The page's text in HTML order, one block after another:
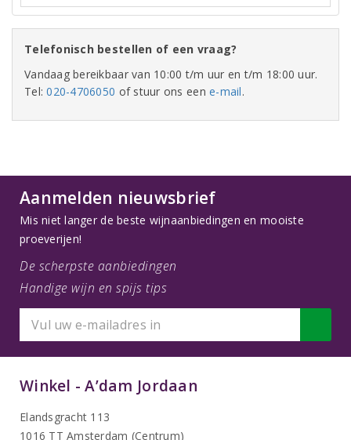
Telefonisch bestellen of een vraag?
Vandaag bereikbaar van 10:00 t/m uur en t/m 18:00 uur.
Tel:020-4706050 of stuur ons eene-mail.
Aanmelden nieuwsbrief
Mis niet langer de beste wijnaanbiedingen en mooiste
proeverijen!
De scherpste aanbiedingen
Handige wijn en spijs tips
Winkel - A’dam Jordaan
Elandsgracht 113
1016 TT Amsterdam (Centrum)